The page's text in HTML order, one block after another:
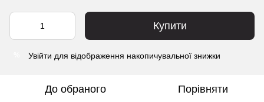
Купити
Увійти для відображення накопичувальної знижки
До обраного Порівняти